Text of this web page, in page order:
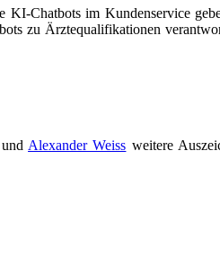
Chatbots im Kundenservice
zu Ärztequalifikationen
undAlexander Weiss weitere